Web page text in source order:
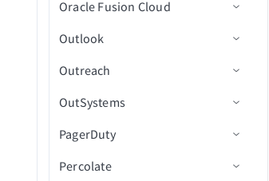
オブジェクトを複製
オブジェクトの作成
リードを作成/更新/アップ
サート（batch）
オブジェクトを取得
リストからリードを削除
ェクト（リアルタイム）
スケジュール済みオブジェ
レコードを変換
レコードの更新
タムレコード（バッチ）
保存済み検索内の新規標準
レコード（バッチ）
新規/更新済み保存済み検索
カスタムレコードの保存済
得
ケースコメントを取得
標準レコードを検索
カスタムレコードを検索
ド
除
ユーザーを無効化
ユーザーを削除
IDでユーザーを取得
ユーザーグループを取得
（バッチ）
ファイルをダウンロード
ファイルを移動
ファイル名を変更
フォルダを作成
フォルダ内のファイルを一
リガー
新規または更新済みファイ
ルトリガー
権限を追加
フォルダを作成
ファイルまたはフォルダを
（file）
ファイルまたはフォルダを
ビジネスアクション
画像を生成
テキスト埋め込みを生成
OpenAI Modelsにメッセージ
トリガー
新規行
新規/更新行
アクション
アクションを選択
アクションを挿入
更新アクション
Upsertアクション
Oracleの操作
ベストプラクティス
ユースケース
トラブルシューティング
コネクション設定
トリガー
新規ビジネスイベント
新規カスタムビジネスイベ
アクション
PL/SQLオペレーションを実
Oracle Fusion Cloud
コネクション設定
一般設定
トリガー
新規ビジネスイベント(リア
アクション
ファイルコメントを追加
Outlook
コネクション設定
Custom OAuth profileを作成
トリガー
新規イベント
アクション
Outreach
コネクション設定
トリガー
アクション
OutSystems
コネクション設定
トリガー
PagerDuty
コネクション設定
Percolate